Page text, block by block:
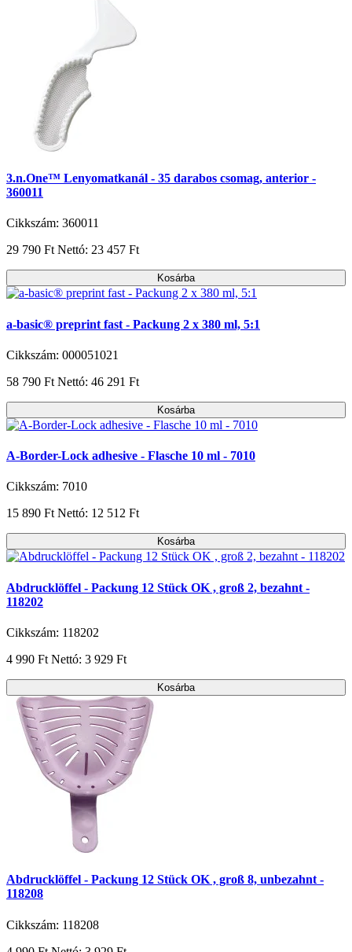
3.n.One™ Lenyomatkanál - 35 darabos csomag, anterior -
360011
Cikkszám: 360011
29 790 Ft Nettó: 23 457 Ft
Kosárba
a-basic® preprint fast - Packung 2 x 380 ml, 5:1
Cikkszám: 000051021
58 790 Ft Nettó: 46 291 Ft
Kosárba
A-Border-Lock adhesive - Flasche 10 ml - 7010
Cikkszám: 7010
15 890 FtNettó: 12 512 Ft
Kosárba
Abdrucklöffel - Packung 12 Stück OK , groß 2, bezahnt -
118202
Cikkszám: 118202
4 990 Ft Nettó: 3 929 Ft
Kosárba
Abdrucklöffel - Packung 12 Stück OK , groß 8, unbezahnt -
118208
Cikkszám: 118208